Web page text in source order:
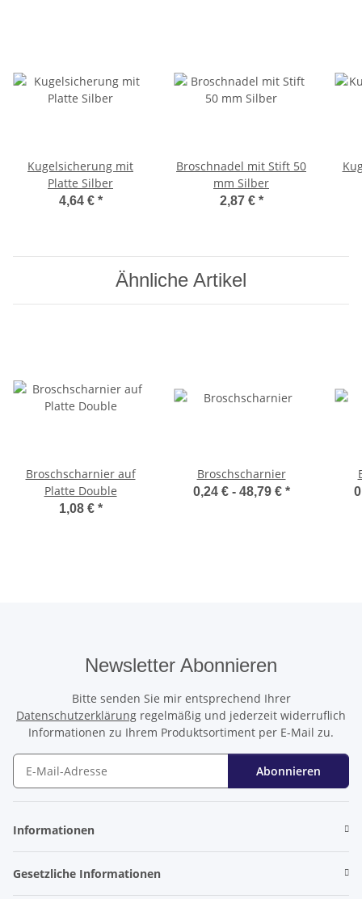
Kugelsicherung mit
Platte Silber
4,64 € *
Broschnadel mit Stift 50
mm Silber
2,87 € *
Ähnliche Artikel
Broschscharnier auf
Platte Double
1,08 € *
Broschscharnier
0,24 € - 48,79 € *
Newsletter Abonnieren
Bitte senden Sie mir entsprechend Ihrer
Datenschutzerklärung regelmäßig und jederzeit widerruflich
Informationen zu Ihrem Produktsortiment per E-Mail zu.
Abonnieren
Informationen
Gesetzliche Informationen